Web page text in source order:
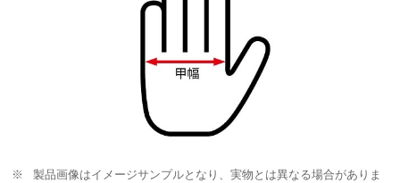
製品画像はイメージサンプルとなり、実物とは異なる場合がありま